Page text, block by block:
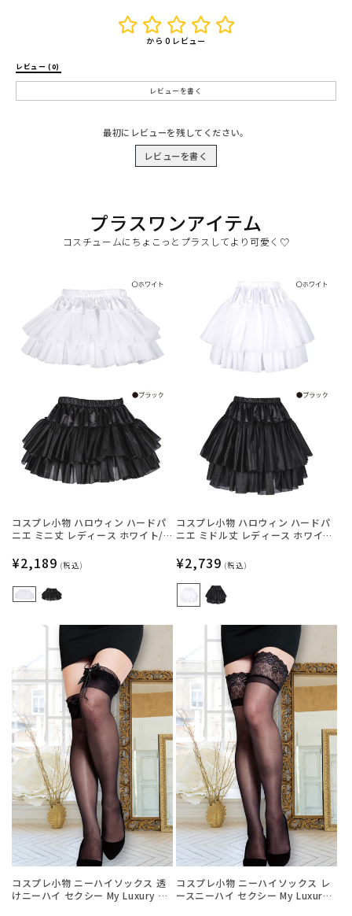
から 0 レビュー
レビュー (0)
レビューを書く
最初にレビューを残してください。
レビューを書く
プラスワンアイテム
コスチュームにちょこっとプラスしてより可愛く♡
コスプレ小物 ハロウィン ハードパ
ニエ ミニ丈 レディース ホワイト/
トーン】
通
常
価
¥2,189 (税込)
コスプレ小物 ハロウィン ハードパ
ニエ ミドル丈 レディース ホワイ
ストーン】
通
常
価
¥2,739 (税込)
コスプレ小物 ニーハイソックス 透
けニーハイ セクシー My Luxury シ
コスプレ小物 ニーハイソックス レ
ースニーハイ セクシー My Luxury